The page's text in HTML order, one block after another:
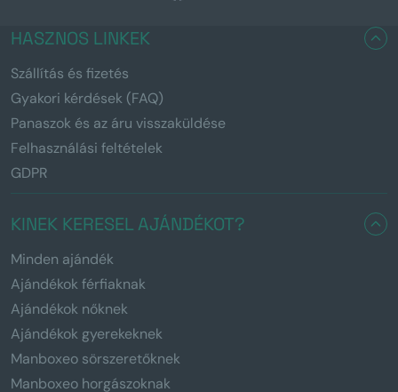
HASZNOS LINKEK
Szállítás és fizetés
Gyakori kérdések (FAQ)
Panaszok és az áru visszaküldése
Felhasználási feltételek
GDPR
KINEK KERESEL AJÁNDÉKOT?
Minden ajándék
Ajándékok férfiaknak
Ajándékok nőknek
Ajándékok gyerekeknek
Manboxeo sörszeretőknek
Manboxeo horgászoknak